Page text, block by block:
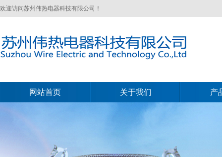
欢迎访问苏州伟热电器科技有限公司！
网站首页 关于我们
关于我们
产